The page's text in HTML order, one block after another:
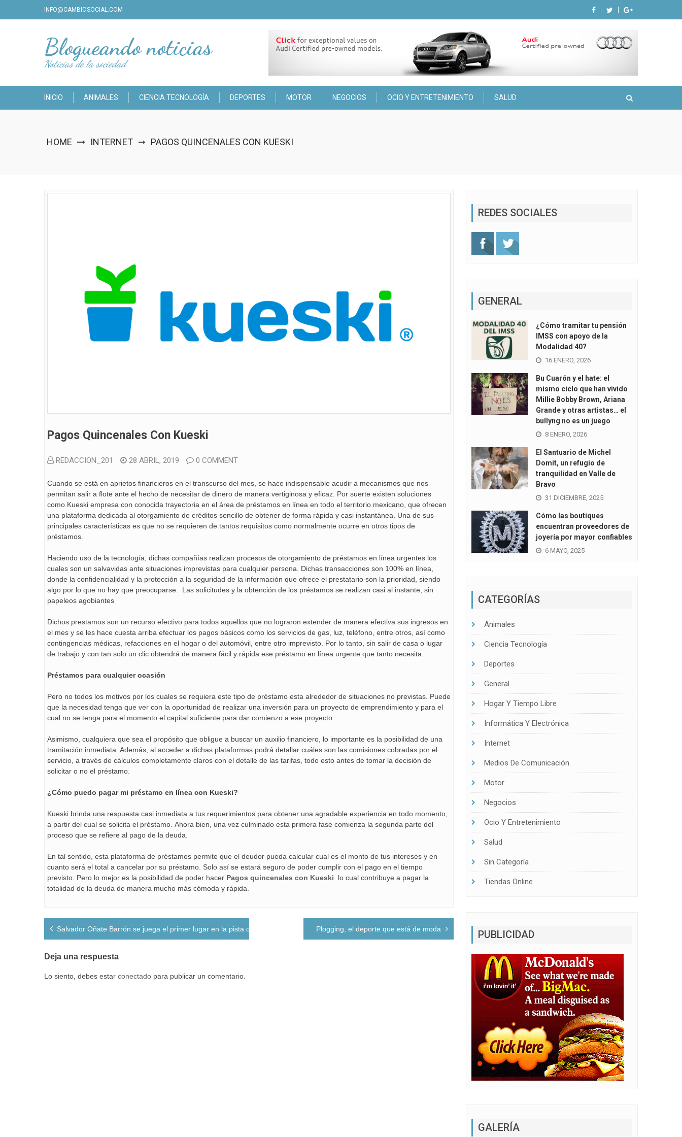
INFO@CAMBIOSOCIAL.COM
Blogueando noticias
Noticias de la sociedad
INICIO ANIMALES CIENCIA TECNOLOGÍA DEPORTES MOTOR NEGOCIOS OCIO Y ENTRETENIMIENTO SALUD
HOME INTERNET ➞ PAGOS QUINCENALES CON KUESKI
Pagos Quincenales Con Kueski
REDACCION_201 28 ABRIL, 2019 0 COMMENT
Cuando se está en aprietos financieros en el transcurso del mes, se hace indispensable acudir a mecanismos que nos
permitan salir a flote ante el hecho de necesitar de dinero de manera vertiginosa y eficaz. Por suerte existen soluciones
como Kueski empresa con conocida trayectoria en el área de préstamos en línea en todo el territorio mexicano, que ofrecen
una plataforma dedicada al otorgamiento de créditos sencillo de obtener de forma rápida y casi instantánea. Una de sus
principales características es que no se requieren de tantos requisitos como normalmente ocurre en otros tipos de
préstamos.
Haciendo uso de la tecnología, dichas compañías realizan procesos de otorgamiento de préstamos en línea urgentes los
cuales son un salvavidas ante situaciones imprevistas para cualquier persona. Dichas transacciones son 100% en línea,
donde la confidencialidad y la protección a la seguridad de la información que ofrece el prestatario son la prioridad, siendo
algo por lo que no hay que preocuparse. Las solicitudes y la obtención de los préstamos se realizan casi al instante, sin
papeleos agobiantes
Dichos prestamos son un recurso efectivo para todos aquellos que no lograron extender de manera efectiva sus ingresos en
el mes y se les hace cuesta arriba efectuar los pagos básicos como los servicios de gas, luz, teléfono, entre otros, así como
contingencias médicas, refacciones en el hogar o del automóvil, entre otro imprevisto. Por lo tanto, sin salir de casa o lugar
de trabajo y con tan solo un clic obtendrá de manera fácil y rápida ese préstamo en línea urgente que tanto necesita.
Préstamos para cualquier ocasión
Pero no todos los motivos por los cuales se requiera este tipo de préstamo esta alrededor de situaciones no previstas. Puede
que la necesidad tenga que ver con la oportunidad de realizar una inversión para un proyecto de emprendimiento y para el
cual no se tenga para el momento el capital suficiente para dar comienzo a ese proyecto.
Asimismo, cualquiera que sea el propósito que obligue a buscar un auxilio financiero, lo importante es la posibilidad de una
tramitación inmediata. Además, al acceder a dichas plataformas podrá detallar cuáles son las comisiones cobradas por el
servicio, a través de cálculos completamente claros con el detalle de las tarifas, todo esto antes de tomar la decisión de
solicitar o no el préstamo.
¿Cómo puedo pagar mi préstamo en línea con Kueski?
Kueski brinda una respuesta casi inmediata a tus requerimientos para obtener una agradable experiencia en todo momento,
a partir del cual se solicita el préstamo. Ahora bien, una vez culminado esta primera fase comienza la segunda parte del
proceso que se refiere al pago de la deuda.
En tal sentido, esta plataforma de préstamos permite que el deudor pueda calcular cual es el monto de tus intereses y en
cuanto será el total a cancelar por su préstamo. Solo así se estará seguro de poder cumplir con el pago en el tiempo
previsto. Pero lo mejor es la posibilidad de poder hacer Pagos quincenales con Kueski lo cual contribuye a pagar la
totalidad de la deuda de manera mucho más cómoda y rápida.
Navegación
de
entradas
Salvador Oñate Barrón se juega el primer lugar en la pista del Country Club Plogging, el deporte que está de moda
Deja una respuesta
Lo siento, debes estar conectado para publicar un comentario.
REDES SOCIALES
GENERAL
¿Cómo tramitar tu pensión
IMSS con apoyo de la
Modalidad 40?
16 ENERO, 2026
Bu Cuarón y el hate: el
mismo ciclo que han vivido
Millie Bobby Brown, Ariana
Grande y otras artistas… el
bullyng no es un juego
8 ENERO, 2026
El Santuario de Michel
Domit, un refugio de
tranquilidad en Valle de
Bravo
31 DICIEMBRE, 2025
Cómo las boutiques
encuentran proveedores de
joyería por mayor confiables
6 MAYO, 2025
CATEGORÍAS
Animales
Ciencia Tecnología
Deportes
General
Hogar Y Tiempo Libre
Informática Y Electrónica
Internet
Medios De Comunicación
Motor
Negocios
Ocio Y Entretenimiento
Salud
Sin Categoría
Tiendas Online
PUBLICIDAD
GALERÍA